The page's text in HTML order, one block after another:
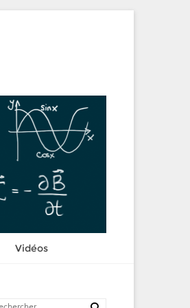
Vidéos